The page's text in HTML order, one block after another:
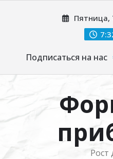
Пятница,
Подписаться на нас
Рост